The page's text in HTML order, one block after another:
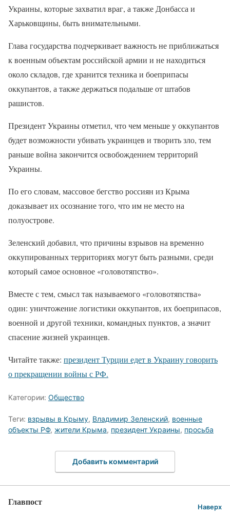
Украины, которые захватил враг, а также Донбасса и
Харьковщины, быть внимательными.
Глава государства подчеркивает важность не приближаться
к военным объектам российской армии и не находиться
около складов, где хранится техника и боеприпасы
оккупантов, а также держаться подальше от штабов
рашистов.
Президент Украины отметил, что чем меньше у оккупантов
будет возможности убивать украинцев и творить зло, тем
раньше война закончится освобождением территорий
Украины.
По его словам, массовое бегство россиян из Крыма
доказывает их осознание того, что им не место на
полуострове.
Зеленский добавил, что причины взрывов на временно
оккупированных территориях могут быть разными, среди
который самое основное «головотяпство».
Вместе с тем, смысл так называемого «головотяпства»
один: уничтожение логистики оккупантов, их боеприпасов,
военной и другой техники, командных пунктов, а значит
спасение жизней украинцев.
Читайте также: президент Турции едет в Украину говорить
о прекращении войны с РФ.
Категории: Общество
Теги: взрывы в Крыму, Владимир Зеленский, военные
объекты РФ, жители Крыма, президент Украины, просьба
Добавить комментарий
Главпост Наверх